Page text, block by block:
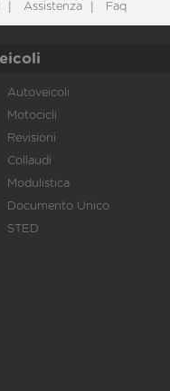
Assistenza Faq
Autoveicoli
Motocicli
Revisioni
Collaudi
Modulistica
Documento Unico
STED